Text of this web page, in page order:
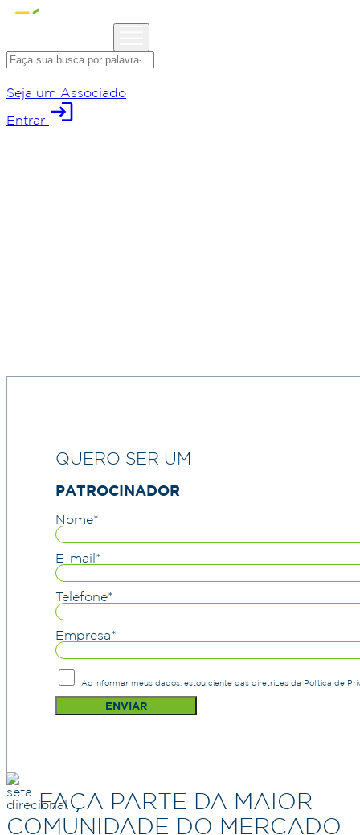
Seja um Associado
Entrar login
QUERO SER UM
PATROCINADOR
Nome*
E-mail*
Telefone*
Empresa*
Ao informar meus dados, estou ciente das diretrizes da Política de
ENVIAR
FAÇA PARTE DA MAIOR
COMUNIDADE DO MERCADO